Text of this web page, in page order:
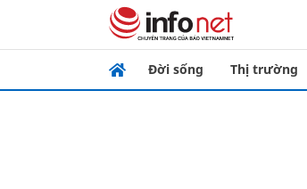
Đời sống Thị trường